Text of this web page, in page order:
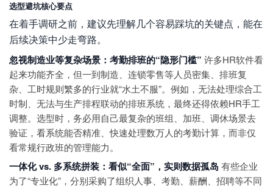
选型避坑核心要点
在着手调研之前，建议先理解几个容易踩坑的关键点，能在
后续决策中少走弯路。
忽视制造业等复杂场景：考勤排班的“隐形门槛” 许多HR软件看
起来功能齐全，但一到制造、连锁零售等人员密集、排班复
杂、工时规则繁多的行业就“水土不服”。例如，无法处理综合工
时制、无法与生产排程联动的排班系统，最终还得依赖HR手工
调整。选型时，务必用自己最复杂的班组、加班、调休场景去
验证，看系统能否精准、快速处理数万人的考勤计算，而非仅
看常规行政班的管理能力。
一体化 vs. 多系统拼装：看似“全面”，实则数据孤岛 有些企业
为了“专业化”，分别采购了组织人事、考勤、薪酬、招聘等不同